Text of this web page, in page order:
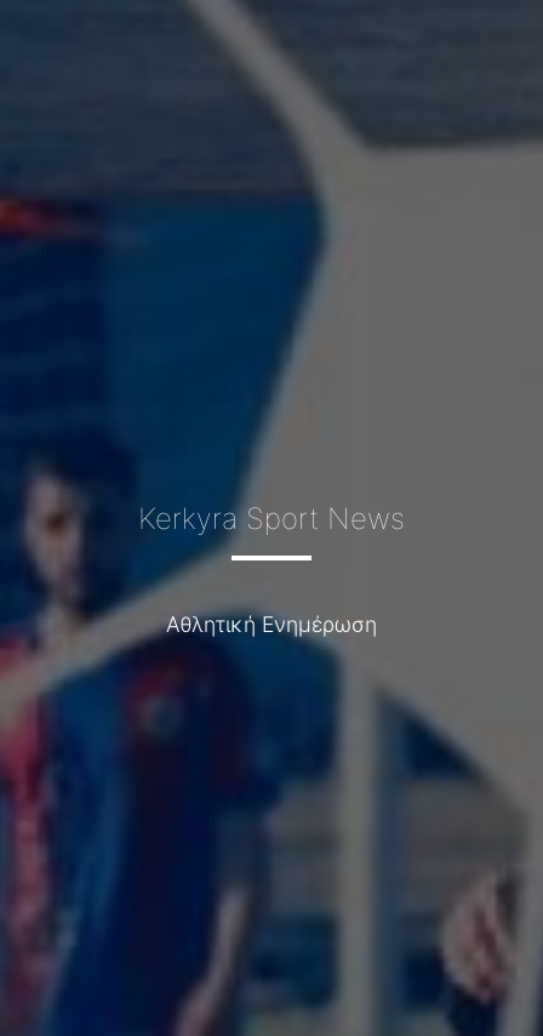
Kerkyra Sport News
Αθλητική Ενημέρωση